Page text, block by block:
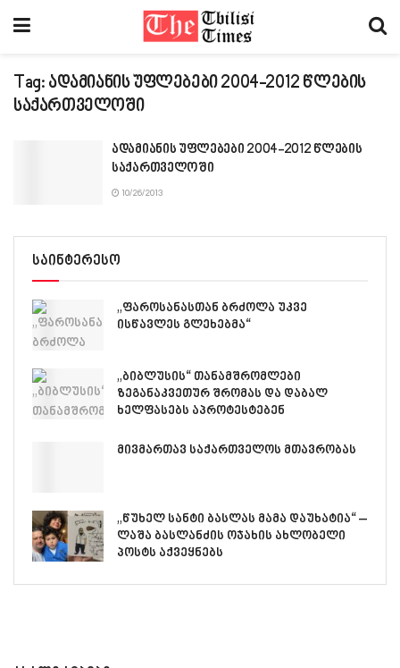
Tag: ადამიანის უფლებები 2004-2012 წლების
საქართველოში
ადამიანის უფლებები 2004-2012 წლების
საქართველოში
10/26/2013
საინტერესო
„ფაროსანასთან ბრძოლა უკვე
ისწავლეს გლეხებმა“
„ბიბლუსის“ თანამშრომლები
ზეგანაკვეთურ შრომას და დაბალ
ხელფასებს აპროტესტებენ
მივმართავ საქართველოს მთავრობას
„წუხელ სანტი ბასლას მამა დაუხატია“ –
ლაშა ბასლანძის ოჯახის ახლობელი
პოსტს აქვეყნებს